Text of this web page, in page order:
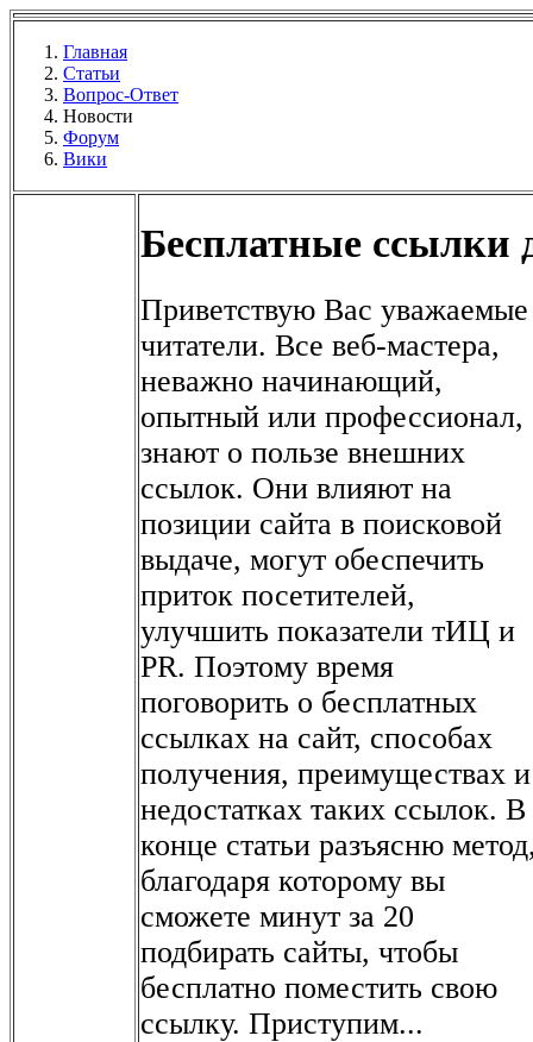
Главная
Статьи
Вопрос-Ответ
Новости
Форум
Вики
Бесплатные ссылки
Приветствую Вас уважаемые
читатели. Все веб-мастера,
неважно начинающий,
опытный или профессионал,
знают о пользе внешних
ссылок. Они влияют на
позиции сайта в поисковой
выдаче, могут обеспечить
приток посетителей,
улучшить показатели тИЦ и
PR. Поэтому время
поговорить о бесплатных
ссылках на сайт, способах
получения, преимуществах и
недостатках таких ссылок. В
конце статьи разъясню
благодаря которому вы
сможете минут за 20
подбирать сайты, чтобы
бесплатно поместить свою
ссылку. Приступим...